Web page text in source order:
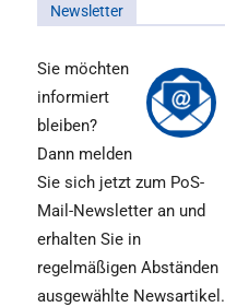
Newsletter
Sie möchten
informiert
bleiben?
Dann melden
Sie sich jetzt zum PoS-
Mail-Newsletter an und
erhalten Sie in
regelmäßigen Abständen
ausgewählte Newsartikel.